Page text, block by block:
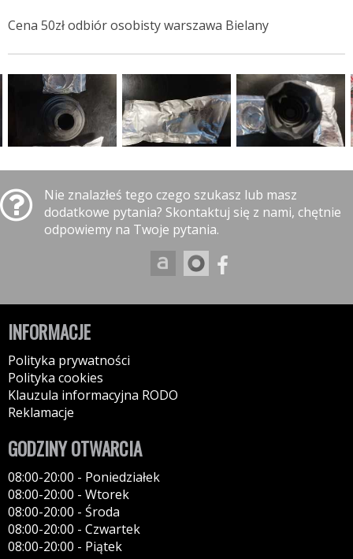
Cena 50zł odbiór osobisty warszawa Bielany
Nie znalazłeś tego czego szukasz lub masz
dodatkowe pytania? Skontaktuj się z nami, chętnie
odpowiemy na Twoje pytania.
INFORMACJE
Polityka prywatności
Polityka cookies
Klauzula informacyjna RODO
Reklamacje
GODZINY OTWARCIA
08:00-20:00 - Poniedziałek
08:00-20:00 - Wtorek
08:00-20:00 - Środa
08:00-20:00 - Czwartek
08:00-20:00 - Piątek